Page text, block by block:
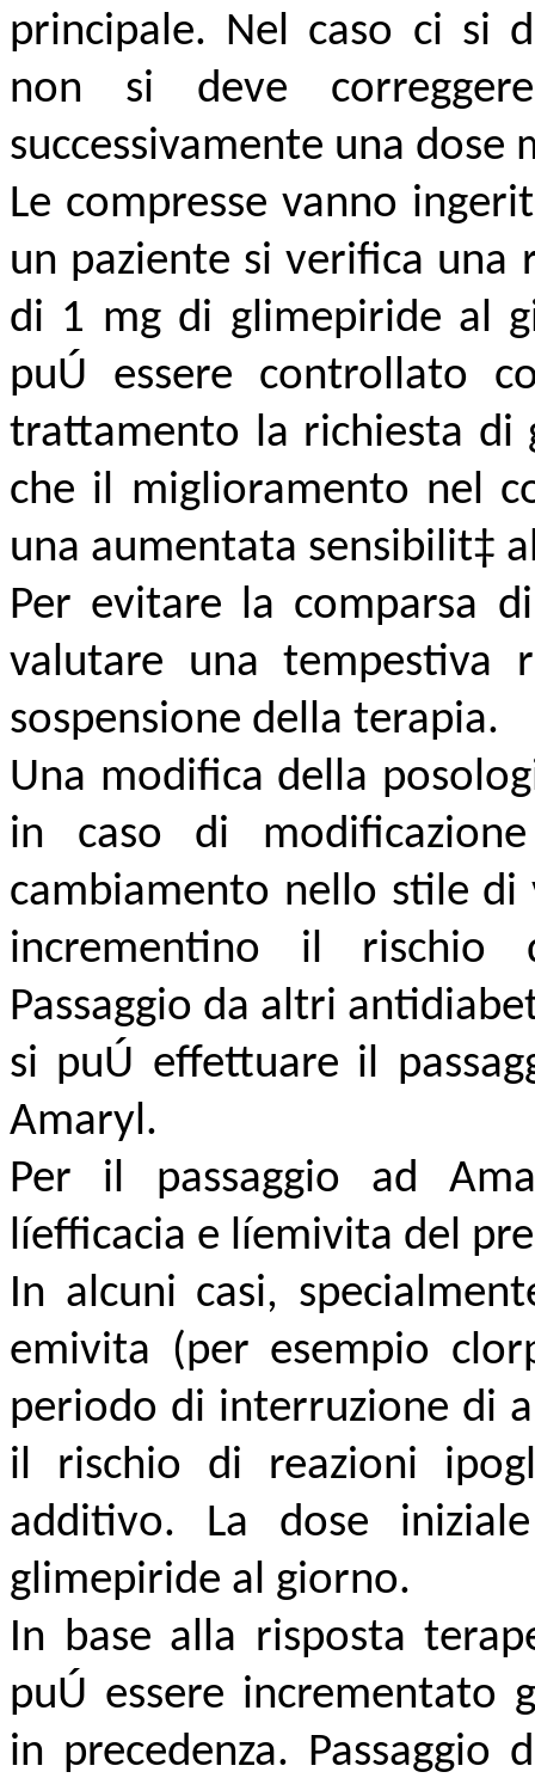
principale. Nel caso ci si
non si deve
successivamente una dose
Le compresse vanno
un paziente si verifica una
di 1 mg di glimepiride al
puÚ essere controllato
trattamento la richiesta di
che il miglioramento nel
una aumentata sensibilit‡
Per evitare la comparsa
valutare una tempestiva
sospensione della terapia.
Una modifica della
in caso di
cambiamento nello stile
incrementino il rischio
Passaggio da altri
si puÚ effettuare il
Amaryl.
Per il passaggio ad
líefficacia e líemivita del
In alcuni casi,
emivita (per esempio
periodo di interruzione di
il rischio di reazioni
additivo. La dose
glimepiride al giorno.
In base alla risposta
puÚ essere incrementato
in precedenza.